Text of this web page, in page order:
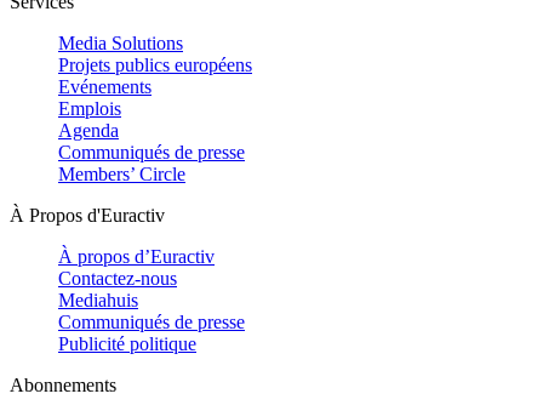
Media Solutions
Projets publics européens
Evénements
Emplois
Agenda
Communiqués de presse
Members’ Circle
À Propos d'Euractiv
À propos d’Euractiv
Contactez-nous
Mediahuis
Communiqués de presse
Publicité politique
Abonnements